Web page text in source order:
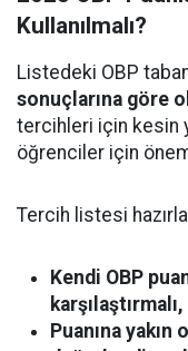
Kullanılmalı?
Listedeki OBP
sonuçlarına göre
tercihleri için kesin
öğrenciler için
Tercih listesi
Kendi OBP
karşılaştırmalı,
Puanına